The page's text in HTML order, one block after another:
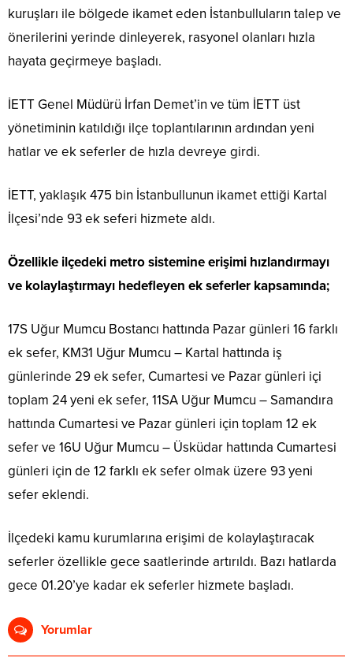
kuruşları ile bölgede ikamet eden İstanbulluların talep ve
önerilerini yerinde dinleyerek, rasyonel olanları hızla
hayata geçirmeye başladı.
İETT Genel Müdürü İrfan Demet’in ve tüm İETT üst
yönetiminin katıldığı ilçe toplantılarının ardından yeni
hatlar ve ek seferler de hızla devreye girdi.
İETT, yaklaşık 475 bin İstanbullunun ikamet ettiği Kartal
İlçesi’nde 93 ek seferi hizmete aldı.
Özellikle ilçedeki metro sistemine erişimi hızlandırmayı
ve kolaylaştırmayı hedefleyen ek seferler kapsamında;
17S Uğur Mumcu Bostancı hattında Pazar günleri 16 farklı
ek sefer, KM31 Uğur Mumcu – Kartal hattında iş
günlerinde 29 ek sefer, Cumartesi ve Pazar günleri içi
toplam 24 yeni ek sefer, 11SA Uğur Mumcu – Samandıra
hattında Cumartesi ve Pazar günleri için toplam 12 ek
sefer ve 16U Uğur Mumcu – Üsküdar hattında Cumartesi
günleri için de 12 farklı ek sefer olmak üzere 93 yeni
sefer eklendi.
İlçedeki kamu kurumlarına erişimi de kolaylaştıracak
seferler özellikle gece saatlerinde artırıldı. Bazı hatlarda
gece 01.20’ye kadar ek seferler hizmete başladı.
Yorumlar